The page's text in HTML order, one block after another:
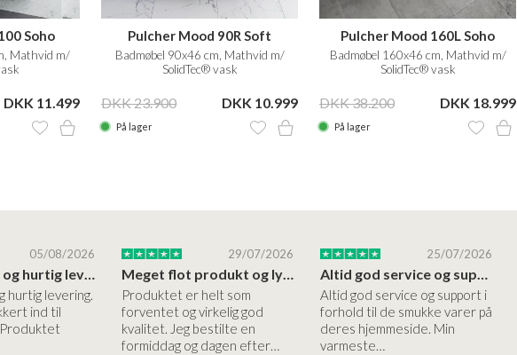
Soho
Mathvid m/
DKK 11.499
Pulcher Mood 90R Soft
Badmøbel 90x46 cm, Mathvid m/
SolidTec® vask
DKK 23.900 DKK 10.999
På lager
Pulcher Mood 160L Soho
Badmøbel 160x46 cm, Mathvid m/
SolidTec® vask
DKK 38.200 DKK 18.999
På lager
05/08/2026
Høj kvalitet og hurtig levering
hurtig levering.
ind til
29/07/2026
Meget flot produkt og lynhurtigt levering
Produktet er helt som
forventet og virkelig god
kvalitet. Jeg bestilte en
formiddag og dagen efter…
25/07/2026
Altid god service og support i forhold…
Altid god service og support i
forhold til de smukke varer på
deres hjemmeside. Min
varmeste…